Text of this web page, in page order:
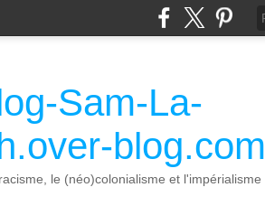
Sam-La-
blog.com
le (néo)colonialisme et l'impérialisme